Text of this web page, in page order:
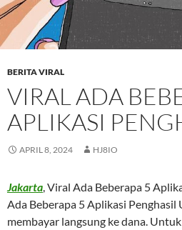
BERITA VIRAL
VIRAL ADA
APLIKASI
APRIL 8, 2024 HJ8IO
Jakarta , Viral Ada Beberapa 5
Ada Beberapa 5 Aplikasi
membayar langsung ke dana.